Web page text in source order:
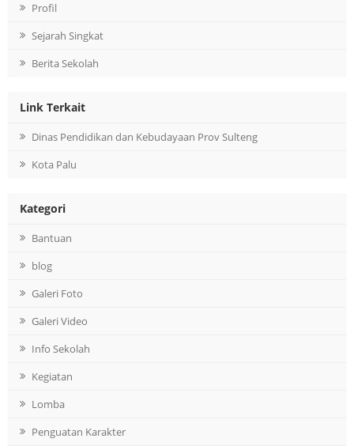
Profil
Sejarah Singkat
Berita Sekolah
Link Terkait
Dinas Pendidikan dan Kebudayaan Prov Sulteng
Kota Palu
Kategori
Bantuan
blog
Galeri Foto
Galeri Video
Info Sekolah
Kegiatan
Lomba
Penguatan Karakter